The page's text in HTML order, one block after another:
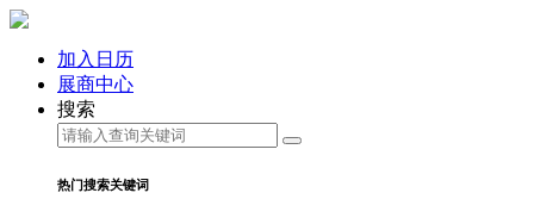
加入日历
展商中心
搜索
热门搜索关键词